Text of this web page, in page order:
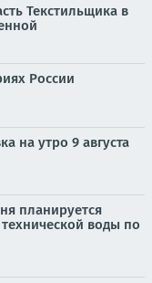
Текстильщика в
России
на утро 9 августа
планируется
воды по